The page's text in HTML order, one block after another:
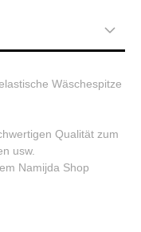
Wäschespitze
Qualität zum
usw.
Namijda Shop